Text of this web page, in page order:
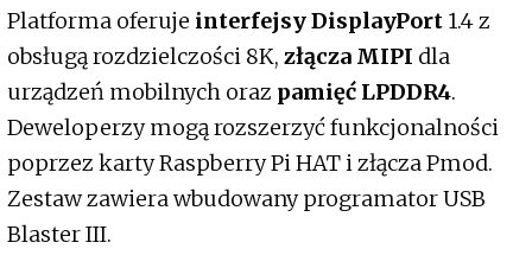
Platforma oferuje interfejsy DisplayPort 1.4 z
obsługą rozdzielczości 8K, złącza MIPI dla
urządzeń mobilnych oraz pamięć LPDDR4.
Deweloperzy mogą rozszerzyć funkcjonalności
poprzez karty Raspberry Pi HAT i złącza Pmod.
Zestaw zawiera wbudowany programator USB
Blaster III.